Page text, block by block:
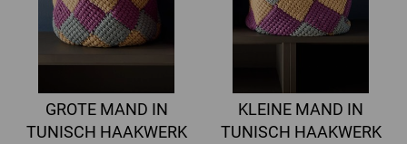
GROTE MAND IN
TUNISCH HAAKWERK
KLEINE MAND IN
TUNISCH HAAKWERK